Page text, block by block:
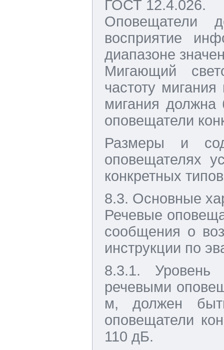
ГОСТ 12.4.026.
Оповещатели
восприятие
диапазоне
Мигающий
частоту
мигания должна
оповещатели
Размеры и
оповещателях
конкретных
8.3. Основные
Речевые
сообщения о
инструкции по
8.3.1. Уровень
речевыми
м, должен
оповещатели
110 дБ.